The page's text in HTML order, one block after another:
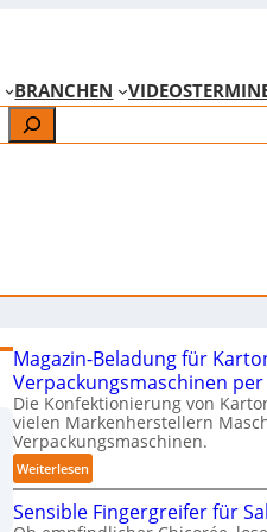
BRANCHEN VIDEOS
Magazin-Beladung für
Verpackungsmaschinen
Die Konfektionierung von
vielen Markenherstellern
Verpackungsmaschinen.
Weiterlesen:
M
a
Sensible Fingergreifer für